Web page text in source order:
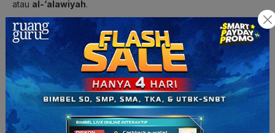
atau al-‘alawiyah.
Untuk memperkuat tata pemerintahan, pada masa Sultan
Sulaiman I disusun sebuahundang-undangbernama
Multaqa al-Abhur. Qanun ini menjadi pedoman hukum
penting bagi Kesultanan Turki Usmani hingga datangnya masa
reformasi pada
abad ke-19.
f. Runtuhnya Turki Usmani